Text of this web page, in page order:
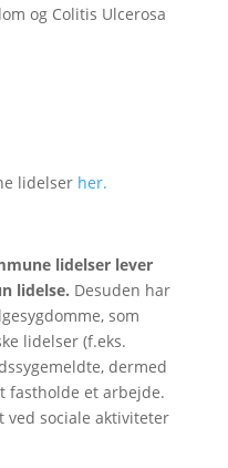
og Colitis Ulcerosa
lidelser her.
lidelser lever
lidelse. Desuden har
som
lidelser (f.eks.
dermed
fastholde et arbejde.
sociale aktiviteter